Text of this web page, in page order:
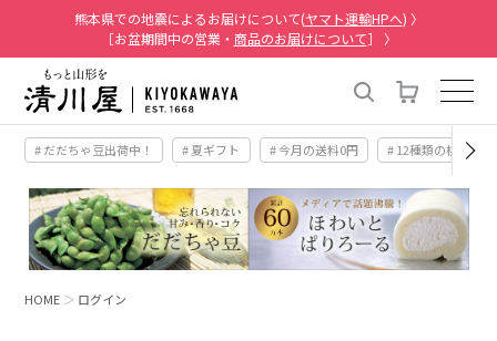
熊本県での地震によるお届けについて(ヤマト運輸HPへ) 〉
［お盆期間中の営業・ 商品のお届けについて］ 〉
# だだちゃ豆出荷中！ # 夏ギフト # 今月の送料0円 # 12種類の桃
HOME ログイン